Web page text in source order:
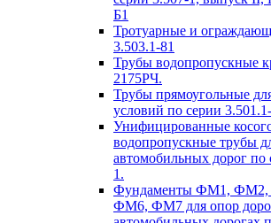
Б1
Тротуарные и
3.503.1-81
Трубы водопропускные
2175РЧ.
Трубы прямоугольные
условий по серии
Унифицированные
водопропускные трубы
автомобильных дорог по
1.
Фундаменты ФМ1,
ФМ6, ФМ7 для опор